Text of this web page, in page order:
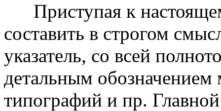
Приступая к
составить в строгом
указатель, со всей
детальным обозначением
типографий и пр.